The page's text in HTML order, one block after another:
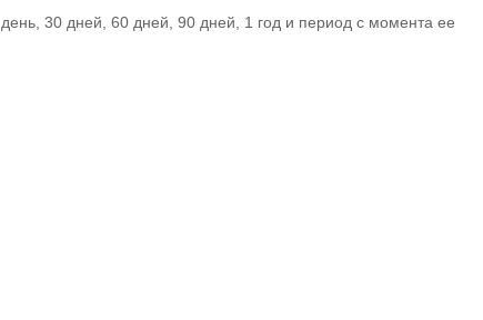
30 дней, 60 дней, 90 дней, 1 год и период с момента ее